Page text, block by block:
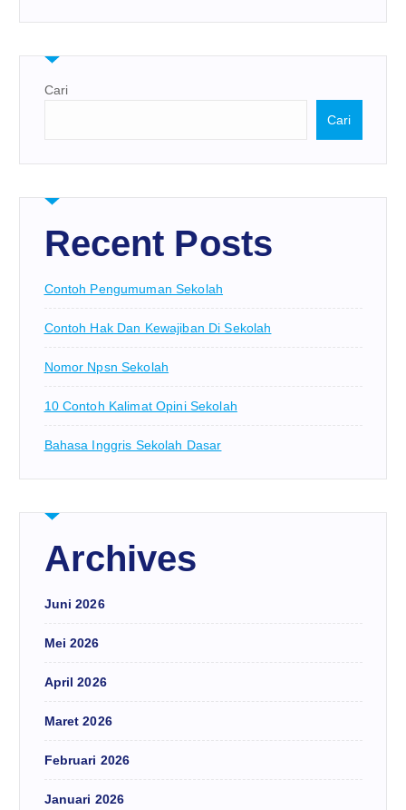
Cari
Cari
Recent Posts
Contoh Pengumuman Sekolah
Contoh Hak Dan Kewajiban Di Sekolah
Nomor Npsn Sekolah
10 Contoh Kalimat Opini Sekolah
Bahasa Inggris Sekolah Dasar
Archives
Juni 2026
Mei 2026
April 2026
Maret 2026
Februari 2026
Januari 2026